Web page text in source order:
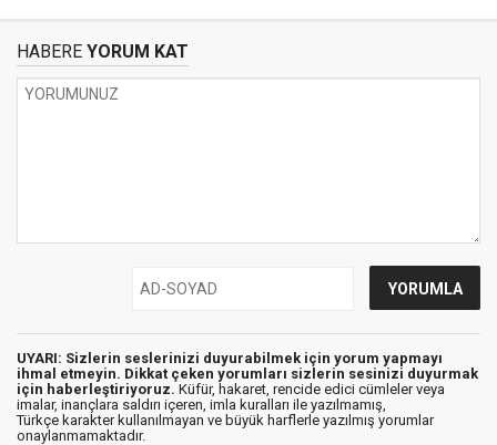
HABERE YORUM KAT
UYARI: Sizlerin seslerinizi duyurabilmek için yorum yapmayı
ihmal etmeyin. Dikkat çeken yorumları sizlerin sesinizi duyurmak
için haberleştiriyoruz. Küfür, hakaret, rencide edici cümleler veya
imalar, inançlara saldırı içeren, imla kuralları ile yazılmamış,
Türkçe karakter kullanılmayan ve büyük harflerle yazılmış yorumlar
onaylanmamaktadır.